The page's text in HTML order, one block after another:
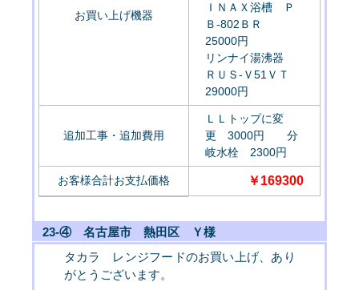
お買い上げ機器
ＩＮＡＸ浴槽 Ｐ
Ｂ-802ＢＲ
25000円
リンナイ湯沸器
ＲＵＳ-Ｖ51ＶＴ
29000円
追加工事・追加費用
ＬＬトップに変
更 3000円 分
岐水栓 2300円
お客様合計お支払価格 ￥169300
23-④ 名古屋市 熱田区 Ｙ様
タカラ レンジフードのお買い上げ、あり
がとうございます。